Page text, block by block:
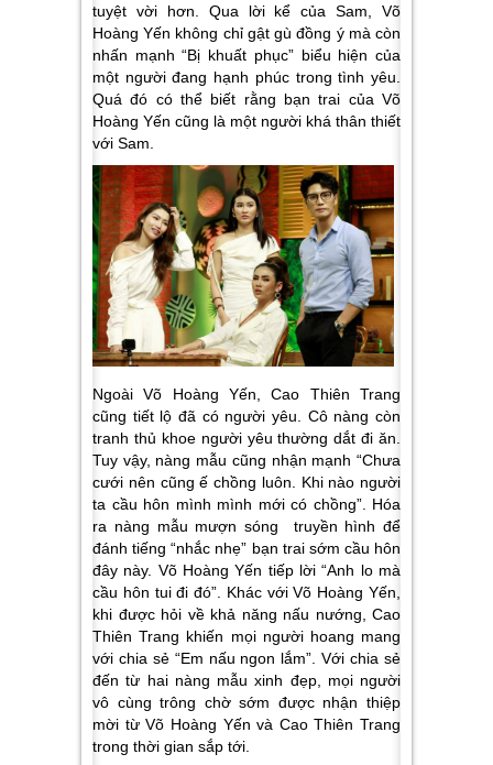
tuyệt vời hơn. Qua lời kể của Sam, Võ
Hoàng Yến không chỉ gật gù đồng ý mà còn
nhấn mạnh “Bị khuất phục” biểu hiện của
một người đang hạnh phúc trong tình yêu.
Quá đó có thể biết rằng bạn trai của Võ
Hoàng Yến cũng là một người khá thân thiết
với Sam.
Ngoài Võ Hoàng Yến, Cao Thiên Trang
cũng tiết lộ đã có người yêu. Cô nàng còn
tranh thủ khoe người yêu thường dắt đi ăn.
Tuy vậy, nàng mẫu cũng nhận mạnh “Chưa
cưới nên cũng ế chồng luôn. Khi nào người
ta cầu hôn mình mình mới có chồng”. Hóa
ra nàng mẫu mượn sóng truyền hình để
đánh tiếng “nhắc nhẹ” bạn trai sớm cầu hôn
đây này. Võ Hoàng Yến tiếp lời “Anh lo mà
cầu hôn tui đi đó”. Khác với Võ Hoàng Yến,
khi được hỏi về khả năng nấu nướng, Cao
Thiên Trang khiến mọi người hoang mang
với chia sẻ “Em nấu ngon lắm”. Với chia sẻ
đến từ hai nàng mẫu xinh đẹp, mọi người
vô cùng trông chờ sớm được nhận thiệp
mời từ Võ Hoàng Yến và Cao Thiên Trang
trong thời gian sắp tới.